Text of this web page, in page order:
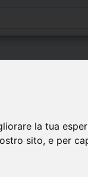
la tua
sito, e per
- U14 Prima fase